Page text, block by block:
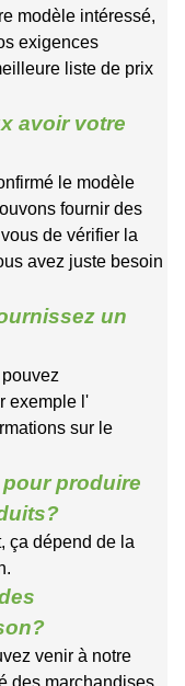
modèle intéressé,
exigences
liste de prix
avoir votre
le modèle
fournir des
de vérifier la
avez juste besoin
un
exemple l'
sur le
produire
ça dépend de la
venir à notre
des marchandises